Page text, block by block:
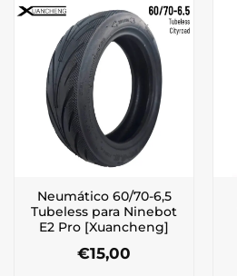
Neumático 60/70-6,5
Tubeless para Ninebot
E2 Pro [Xuancheng]
€15,00